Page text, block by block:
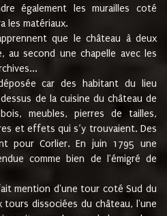
également les murailles coté
les matériaux.
que le château à deux
au second une chapelle avec les
car des habitant du lieu
de la cuisine du château de
meubles, pierres de tailles,
et effets qui s’y trouvaient. Des
pour Corlier. En juin 1795 une
comme bien de l'émigré de
mention d'une tour coté Sud du
tours dissociées du château, l'une